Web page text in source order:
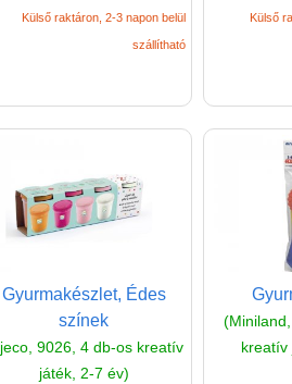
Külső raktáron, 2-3 napon belül
szállítható
Külső
Gyurmakészlet, Édes
színek
9026, 4 db-os kreatív
játék, 2-7 év)
kreatív